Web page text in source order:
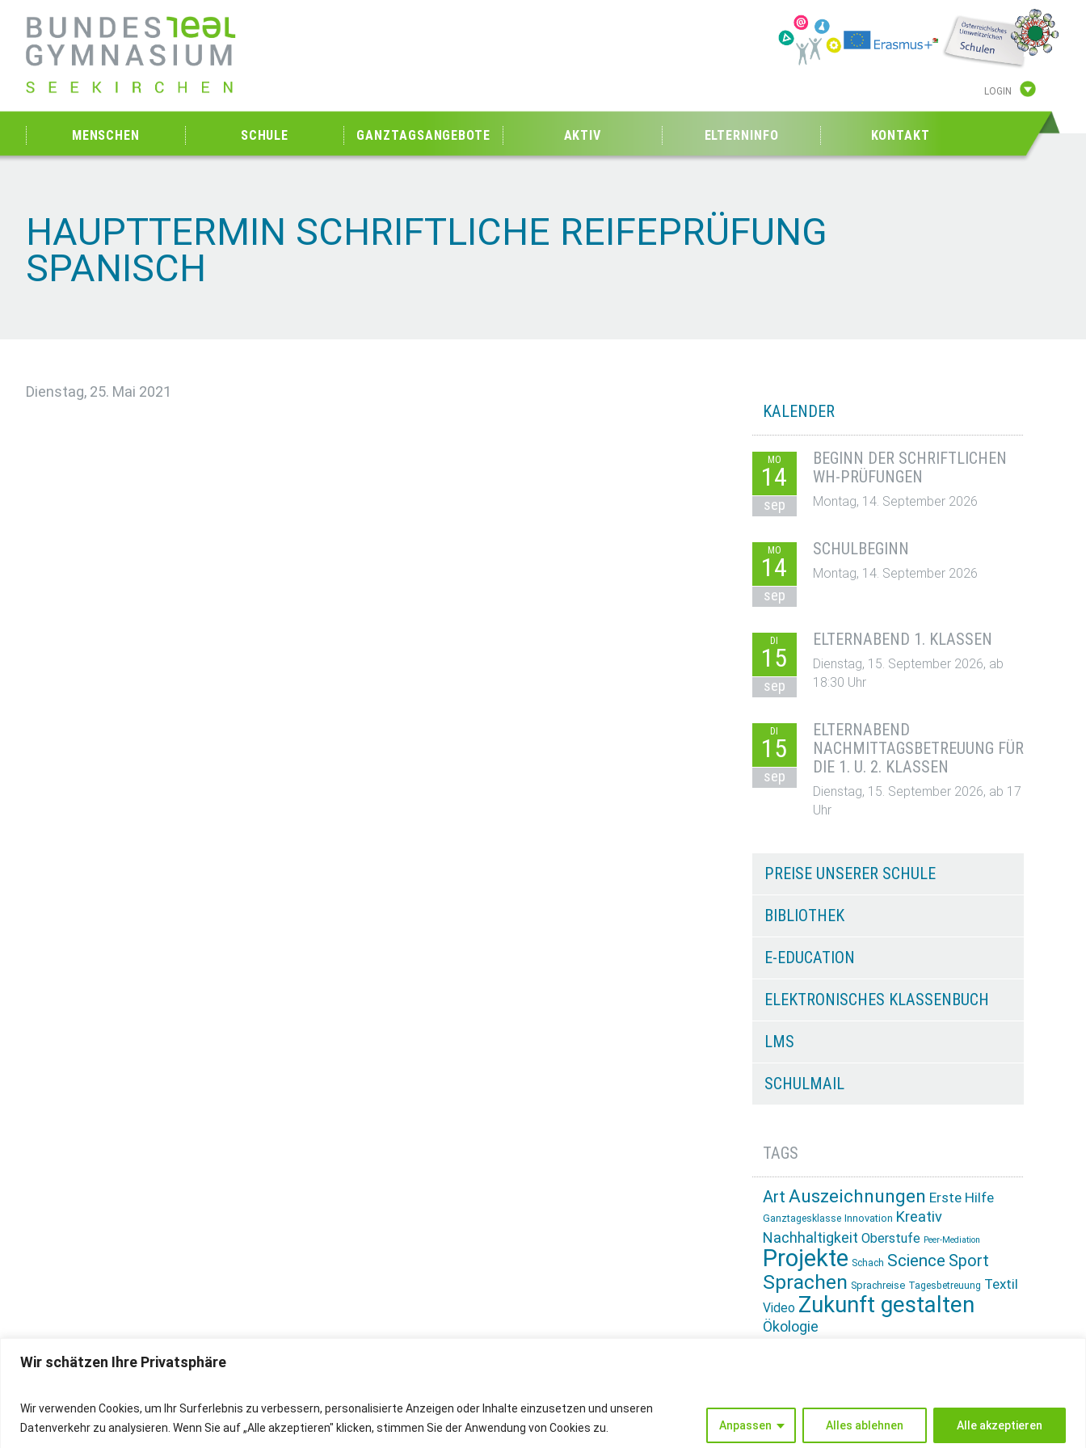
Wir schätzen Ihre Privatsphäre
Wir verwenden Cookies, um Ihr Surferlebnis zu verbessern, personalisierte Anzeigen oder Inhalte einzusetzen und unseren
Datenverkehr zu analysieren. Wenn Sie auf „Alle akzeptieren" klicken, stimmen Sie der Anwendung von Cookies zu.
Anpassen Alles ablehnen Alle akzeptieren
LOGIN
MENSCHEN SCHULE GANZTAGSANGEBOTE AKTIV ELTERNINFO KONTAKT
HAUPTTERMIN SCHRIFTLICHE REIFEPRÜFUNG
SPANISCH
Dienstag, 25. Mai 2021
KALENDER
MO
14
sep
BEGINN DER SCHRIFTLICHEN
WH-PRÜFUNGEN
Montag, 14. September 2026
MO
14
sep
SCHULBEGINN
Montag, 14. September 2026
DI
15
sep
ELTERNABEND 1. KLASSEN
Dienstag, 15. September 2026, ab
18:30 Uhr
DI
15
sep
ELTERNABEND
NACHMITTAGSBETREUUNG FÜR
DIE 1. U. 2. KLASSEN
Dienstag, 15. September 2026, ab 17
Uhr
PREISE UNSERER SCHULE
BIBLIOTHEK
E-EDUCATION
ELEKTRONISCHES KLASSENBUCH
LMS
SCHULMAIL
TAGS
Art Auszeichnungen Erste Hilfe
Ganztagesklasse Innovation Kreativ
Nachhaltigkeit Oberstufe Peer-Mediation
Projekte Schach Science Sport
Sprachen Sprachreise Tagesbetreuung Textil
Video Zukunft gestalten
Ökologie
IMPRESSUM
DATENSCHUTZ
INSTAGRAM